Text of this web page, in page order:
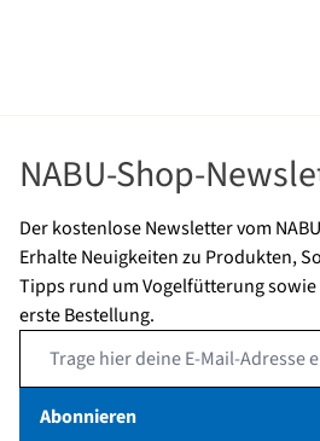
NABU-Shop-
Der kostenlose Newsletter vom
Erhalte Neuigkeiten zu Produkten,
Tipps rund um Vogelfütterung sowie
erste Bestellung.
Abonnieren